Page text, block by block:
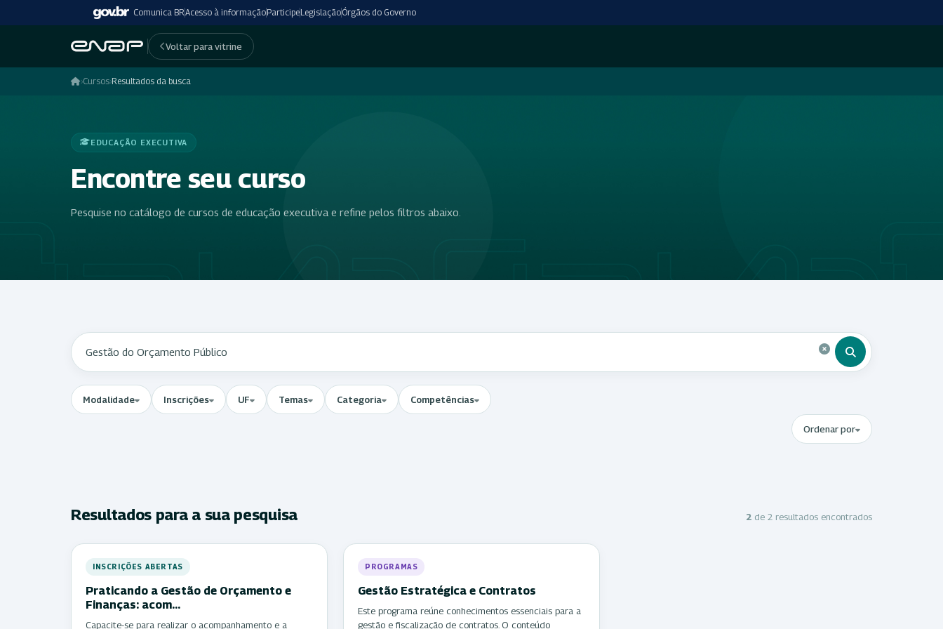
Comunica BRAcesso à informaçãoParticipeLegislaçãoÓrgãos do Governo
Voltar para vitrine
›Cursos›Resultados da busca
EDUCAÇÃO EXECUTIVA
Encontre seu curso
Pesquise no catálogo de cursos de educação executiva e refine pelos filtros abaixo.
Modalidade Inscrições UF Temas Categoria Competências
Ordenar por
Resultados para a sua pesquisa 2 de 2 resultados encontrados
INSCRIÇÕES ABERTAS
Praticando a Gestão de Orçamento e
Finanças: acom…
Capacite-se para realizar o acompanhamento e a
PROGRAMAS
Gestão Estratégica e Contratos
Este programa reúne conhecimentos essenciais para a
gestão e fiscalização de contratos. O conteúdo